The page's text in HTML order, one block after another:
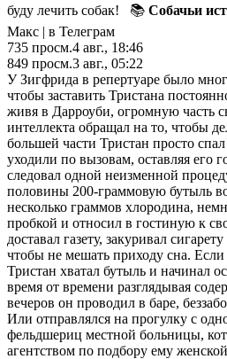
буду лечить собак! 📚 Собачьи
Макс | в Телеграм
735 просм.4 авг., 18:46
849 просм.3 авг., 05:22
У Зигфрида в репертуаре было
чтобы заставить Тристана
живя в Дарроуби, огромную часть
интеллекта обращал на то, чтобы
большей части Тристан просто
уходили по вызовам, оставляя его
следовал одной неизменной
половины 200-граммовую бутыль
несколько граммов хлородина,
пробкой и относил в гостиную к
доставал газету, закуривал
чтобы не мешать приходу сна.
Тристан хватал бутыль и начинал
время от времени разглядывая
вечеров он проводил в баре,
Или отправлялся на прогулку с
фельдшериц местной больницы,
агентством по подбору ему